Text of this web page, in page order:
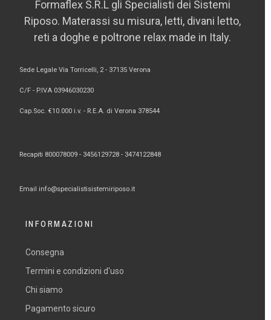
Formaflex S.R.L gli Specialisti dei Sistemi
Riposo. Materassi su misura, letti, divani letto,
reti a doghe e poltrone relax made in Italy.
Sede Legale Via Torricelli, 2 - 37135 Verona
C/F - P.IVA 03946030230
Cap.Soc. €10.000 i.v. - R.E.A. di Verona 378544
Recapiti 800078009 - 3456129728 - 3474122848
Email info@specialistisistemiriposo.it
INFORMAZIONI
Consegna
Termini e condizioni d'uso
Chi siamo
Pagamento sicuro